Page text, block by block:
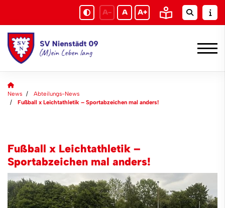
A- A A+
News
Abteilungs-News
Fußball x Leichtathletik – Sportabzeichen mal anders!
Fußball x Leichtathletik –
Sportabzeichen mal anders!